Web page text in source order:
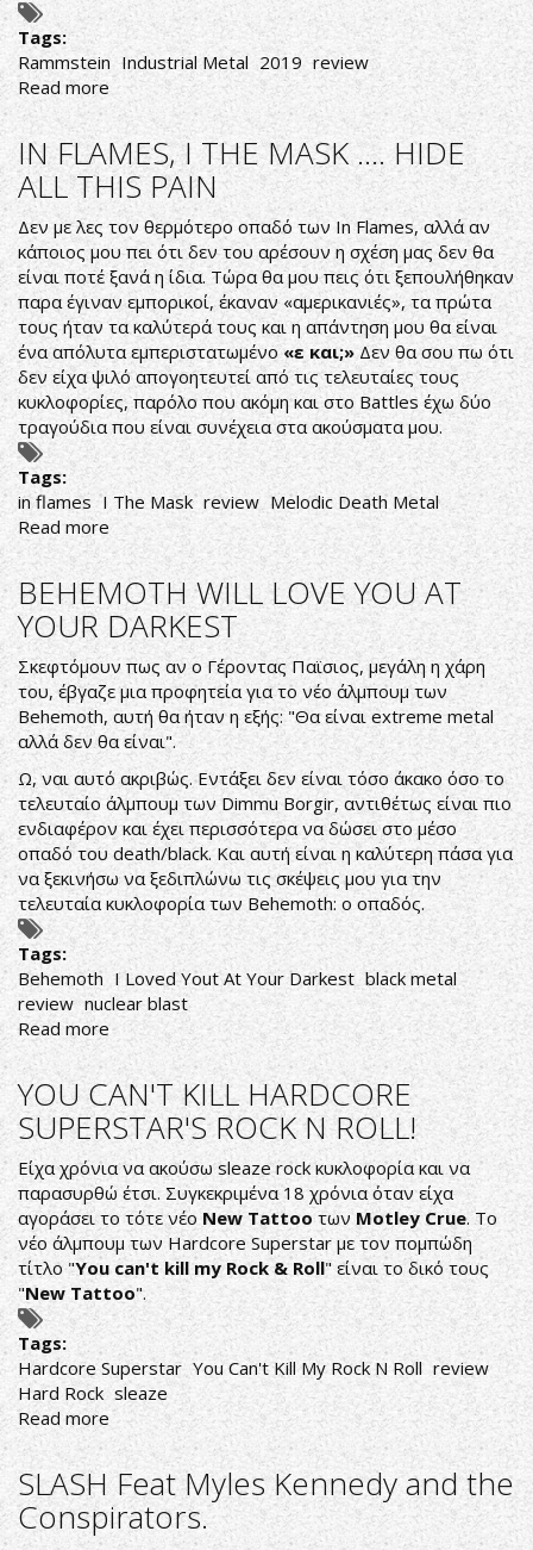
Tags:
Rammstein Industrial Metal 2019 review
Read more about
RAMMSTEIN..
ΑΞΙΖΕ
Η
ΑΝΑΜΟΝΗ
IN FLAMES, I THE MASK .... HIDE
ALL THIS PAIN
Δεν με λες τον θερμότερο οπαδό των In Flames, αλλά αν
κάποιος μου πει ότι δεν του αρέσουν η σχέση μας δεν θα
είναι ποτέ ξανά η ίδια. Τώρα θα μου πεις ότι ξεπουλήθηκαν
παρα έγιναν εμπορικοί, έκαναν «αμερικανιές», τα πρώτα
τους ήταν τα καλύτερά τους και η απάντηση μου θα είναι
ένα απόλυτα εμπεριστατωμένο «ε και;»Δεν θα σου πω ότι
δεν είχα ψιλό απογοητευτεί από τις τελευταίες τους
κυκλοφορίες, παρόλο που ακόμη και στο Battles έχω δύο
τραγούδια που είναι συνέχεια στα ακούσματα μου.
Tags:
in flames I The Mask review Melodic Death Metal
Read more about
IN
FLAMES,
I
THE
MASK
....
HIDE
ALL
THIS
PAIN
BEHEMOTH WILL LOVE YOU AT
YOUR DARKEST
Σκεφτόμουν πως αν ο Γέροντας Παϊσιος, μεγάλη η χάρη
του, έβγαζε μια προφητεία για το νέο άλμπουμ των
Behemoth, αυτή θα ήταν η εξής: "Θα είναι extreme metal
αλλά δεν θα είναι".
Ω, ναι αυτό ακριβώς. Εντάξει δεν είναι τόσο άκακο όσο το
τελευταίο άλμπουμ των Dimmu Borgir, αντιθέτως είναι πιο
ενδιαφέρον και έχει περισσότερα να δώσει στο μέσο
οπαδό του death/black. Και αυτή είναι η καλύτερη πάσα για
να ξεκινήσω να ξεδιπλώνω τις σκέψεις μου για την
τελευταία κυκλοφορία των Behemoth: ο οπαδός.
Tags:
Behemoth I Loved Yout At Your Darkest black metal
review nuclear blast
Read moreabout
BEHEMOTH
WILL
LOVE
YOU
AT
YOUR
DARKEST
YOU CAN'T KILL HARDCORE
SUPERSTAR'S ROCK N ROLL!
Είχα χρόνια να ακούσω sleaze rock κυκλοφορία και να
παρασυρθώ έτσι. Συγκεκριμένα 18 χρόνια όταν είχα
αγοράσει το τότε νέο New TattooτωνMotley Crue. Το
νέο άλμπουμ των Hardcore Superstar με τον πομπώδη
τίτλο "You can't kill my Rock & Roll" είναι το δικό τους
"New Tattoo".
Tags:
Hardcore Superstar You Can't Kill My Rock N Roll review
Hard Rock sleaze
Read more about
YOU
CAN'T
KILL
HARDCORE
SUPERSTAR'S
SLASH Feat Myles Kennedy and the
Conspirators.